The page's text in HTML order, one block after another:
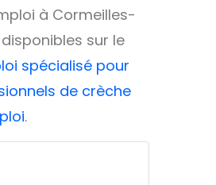
à Cormeilles-
sur le
spécialisé pour
de crèche
.